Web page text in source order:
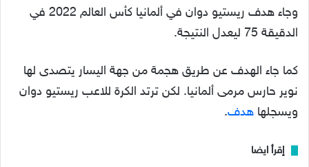
وجاء هدف ريستيو دوان في ألمانيا كأس العالم 2022 في
الدقيقة 75 ليعدل النتيجة.
كما جاء الهدف عن طريق هجمة من جهة اليسار يتصدى لها
نوير حارس مرمى ألمانيا. لكن ترتد الكرة للاعب ريستيو دوان
ويسجلها هدف.
إقرأ ايضا